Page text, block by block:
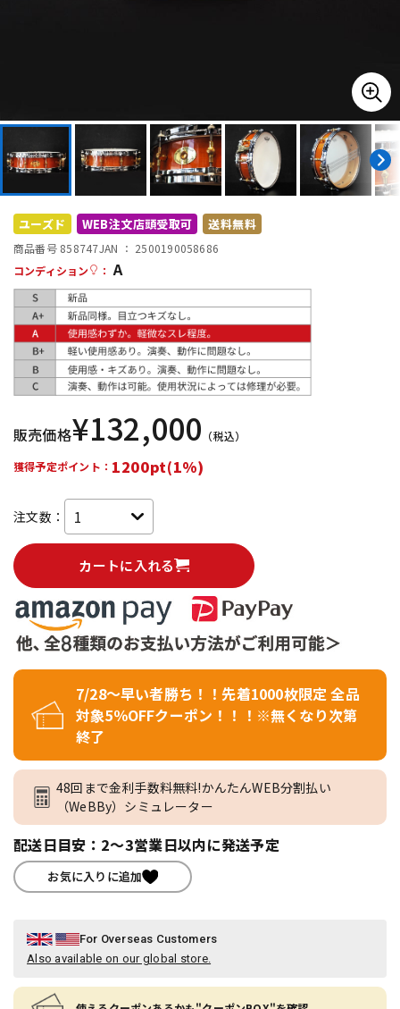
DTM オンライン納品 レコーディング機器
配信/ライブ機器
中古 ヴィンテージ
ユーズド WEB注文店頭受取可 送料無料
商品番号 858747JAN ： 2500190058686
コンディション
： A
販売価格¥132,000 （税込）
獲得予定ポイント： 1200pt(1%)
注文数：
カートに入れる
7/28～早い者勝ち！！先着1000枚限定 全品
対象5％OFFクーポン！！！※無くなり次第
終了
48回まで金利手数料無料!かんたんWEB分割払い
（WeBBy）シミュレーター
配送日目安：2～3営業日以内に発送予定
お気に入りに追加
For Overseas Customers
Also available on our global store.